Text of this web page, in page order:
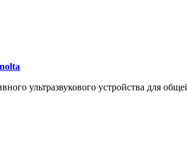
ультразвукового устройства для